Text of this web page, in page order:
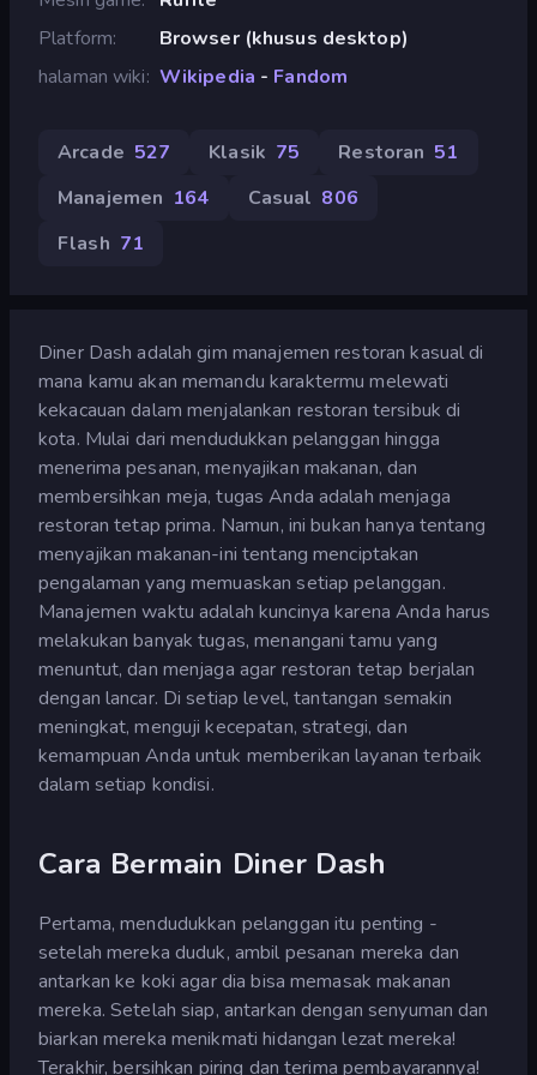
Platform
Browser (khusus desktop)
halaman wiki Wikipedia - Fandom
Arcade 527 Klasik 75 Restoran 51
Manajemen 164 Casual 806
Flash 71
Diner Dash adalah gim manajemen restoran kasual di
mana kamu akan memandu karaktermu melewati
kekacauan dalam menjalankan restoran tersibuk di
kota. Mulai dari mendudukkan pelanggan hingga
menerima pesanan, menyajikan makanan, dan
membersihkan meja, tugas Anda adalah menjaga
restoran tetap prima. Namun, ini bukan hanya tentang
menyajikan makanan-ini tentang menciptakan
pengalaman yang memuaskan setiap pelanggan.
Manajemen waktu adalah kuncinya karena Anda harus
melakukan banyak tugas, menangani tamu yang
menuntut, dan menjaga agar restoran tetap berjalan
dengan lancar. Di setiap level, tantangan semakin
meningkat, menguji kecepatan, strategi, dan
kemampuan Anda untuk memberikan layanan terbaik
dalam setiap kondisi.
Cara Bermain Diner Dash
Pertama, mendudukkan pelanggan itu penting -
setelah mereka duduk, ambil pesanan mereka dan
antarkan ke koki agar dia bisa memasak makanan
mereka. Setelah siap, antarkan dengan senyuman dan
biarkan mereka menikmati hidangan lezat mereka!
Terakhir, bersihkan piring dan terima pembayarannya!